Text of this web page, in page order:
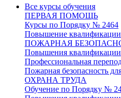
Все курсы обучения
ПЕРВАЯ ПОМОЩЬ
Курсы по Порядку № 2464
Повышение квалификации
ПОЖАРНАЯ
Повышения квалификации
Профессиональная
Пожарная безопасность
ОХРАНА ТРУДА
Обучение по Порядку №